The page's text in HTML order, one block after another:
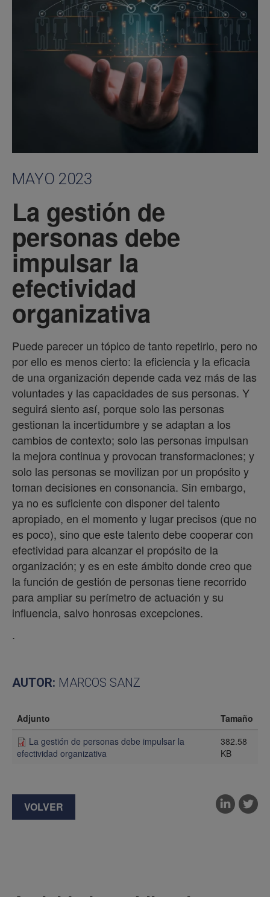
MAYO 2023
La gestión de
personas debe
impulsar la
efectividad
organizativa
Puede parecer un tópico de tanto repetirlo, pero no
por ello es menos cierto: la eficiencia y la eficacia
de una organización depende cada vez más de las
voluntades y las capacidades de sus personas. Y
seguirá siento así, porque solo las personas
gestionan la incertidumbre y se adaptan a los
cambios de contexto; solo las personas impulsan
la mejora continua y provocan transformaciones; y
solo las personas se movilizan por un propósito y
toman decisiones en consonancia. Sin embargo,
ya no es suficiente con disponer del talento
apropiado, en el momento y lugar precisos (que no
es poco), sino que este talento debe cooperar con
efectividad para alcanzar el propósito de la
organización; y es en este ámbito donde creo que
la función de gestión de personas tiene recorrido
para ampliar su perímetro de actuación y su
influencia, salvo honrosas excepciones.
.
AUTOR: MARCOS SANZ
Adjunto
Tamaño
La gestión de personas debe impulsar la
efectividad organizativa
382.58
KB
VOLVER